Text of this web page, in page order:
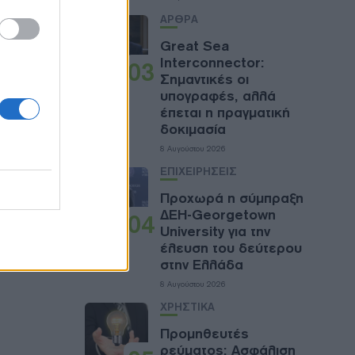
κα.
03
ΑΡΘΡΑ
Great Sea
Interconnector:
Σημαντικές οι
υπογραφές, αλλά
έπεται η πραγματική
δοκιμασία
8 Αυγούστου 2026
04
ΕΠΙΧΕΙΡΗΣΕΙΣ
Προχωρά η σύμπραξη
ΔΕΗ-Georgetown
University για την
έλευση του δεύτερου
στην Ελλάδα
8 Αυγούστου 2026
ΧΡΗΣΤΙΚΑ
Προμηθευτές
ρεύματος: Ασφάλιση